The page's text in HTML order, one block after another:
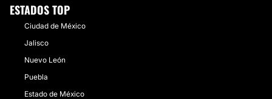
ESTADOS TOP
Ciudad de México
Jalisco
Nuevo León
Puebla
Estado de México